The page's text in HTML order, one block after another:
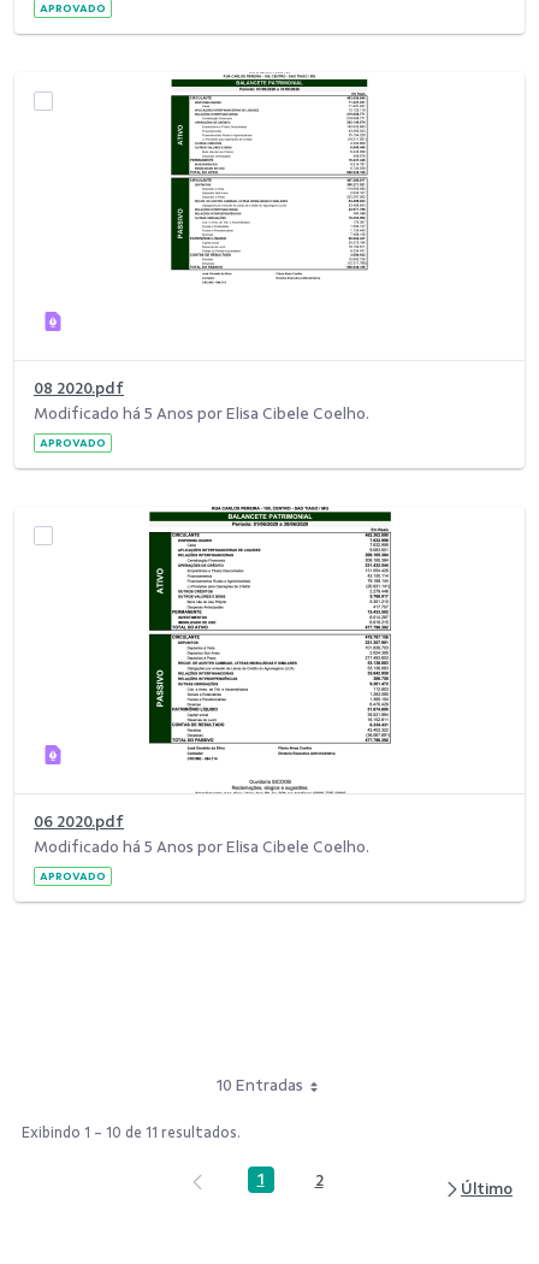
APROVADO
08 2020.pdf
Modificado há 5 Anos por Elisa Cibele Coelho.
APROVADO
06 2020.pdf
Modificado há 5 Anos por Elisa Cibele Coelho.
APROVADO
10 Entradas
Exibindo 1 - 10 de 11 resultados.
Página
1 Página
2